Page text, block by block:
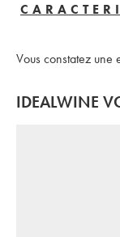
Vous constatez une
IDEALWINE